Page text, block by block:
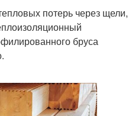
потерь через щели,
бруса